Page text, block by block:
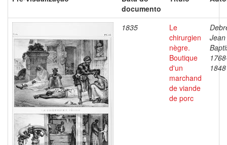
documento
1835
Le
chirurgien
nègre.
Boutique
d'un
marchand
de viande
de porc
Jean
1848